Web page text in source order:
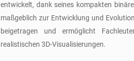
entwickelt, dank seines kompakten
maßgeblich zur Entwicklung und
beigetragen und ermöglicht
realistischen 3D-Visualisierungen.